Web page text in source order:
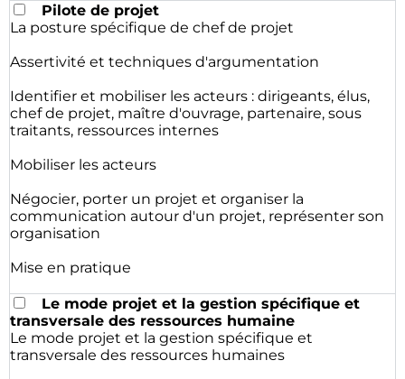
Pilote de projet
La posture spécifique de chef de projet
Assertivité et techniques d'argumentation
Identifier et mobiliser les acteurs : dirigeants, élus,
chef de projet, maître d'ouvrage, partenaire, sous
traitants, ressources internes
Mobiliser les acteurs
Négocier, porter un projet et organiser la
communication autour d'un projet, représenter son
organisation
Mise en pratique
Le mode projet et la gestion spécifique et
transversale des ressources humaine
Le mode projet et la gestion spécifique et
transversale des ressources humaines